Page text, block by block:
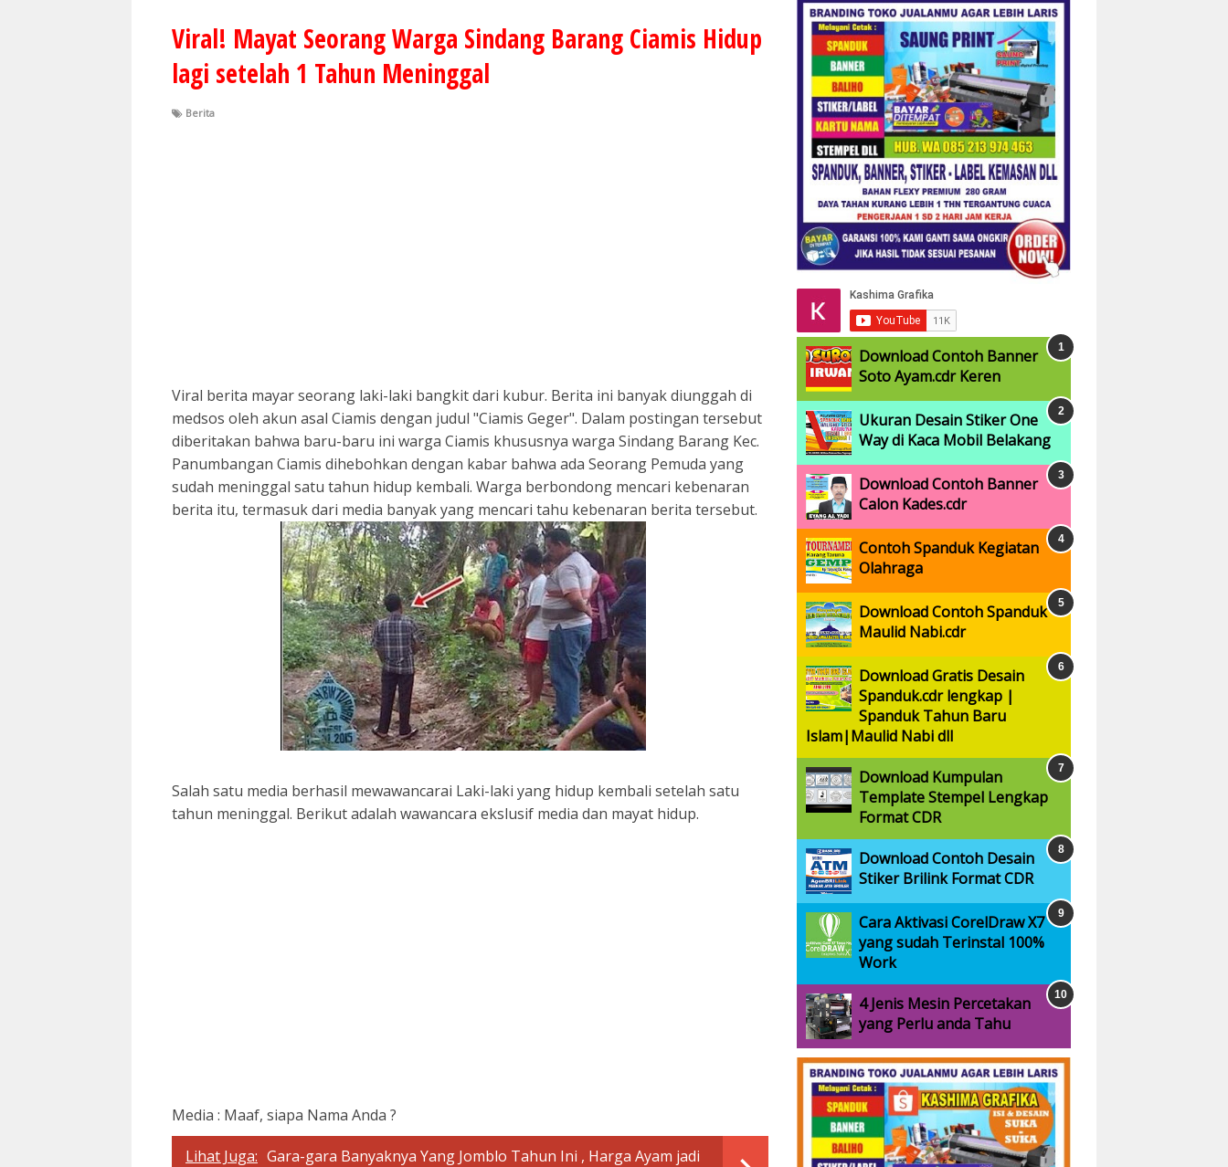
Viral! Mayat Seorang Warga Sindang Barang Ciamis Hidup
lagi setelah 1 Tahun Meninggal
Berita
Viral berita mayar seorang laki-laki bangkit dari kubur. Berita ini banyak diunggah di
medsos oleh akun asal Ciamis dengan judul "Ciamis Geger". Dalam postingan tersebut
diberitakan bahwa baru-baru ini warga Ciamis khususnya warga Sindang Barang Kec.
Panumbangan Ciamis dihebohkan dengan kabar bahwa ada Seorang Pemuda yang
sudah meninggal satu tahun hidup kembali. Warga berbondong mencari kebenaran
berita itu, termasuk dari media banyak yang mencari tahu kebenaran berita tersebut.
Salah satu media berhasil mewawancarai Laki-laki yang hidup kembali setelah satu
tahun meninggal. Berikut adalah wawancara ekslusif media dan mayat hidup.
Media : Maaf, siapa Nama Anda ?
Lihat Juga: Gara-gara Banyaknya Yang Jomblo Tahun Ini , Harga Ayam jadi
Download Contoh Banner
Soto Ayam.cdr Keren
Ukuran Desain Stiker One
Way di Kaca Mobil Belakang
Download Contoh Banner
Calon Kades.cdr
Contoh Spanduk Kegiatan
Olahraga
Download Contoh Spanduk
Maulid Nabi.cdr
Download Gratis Desain
Spanduk.cdr lengkap |
Spanduk Tahun Baru
Islam|Maulid Nabi dll
Download Kumpulan
Template Stempel Lengkap
Format CDR
Download Contoh Desain
Stiker Brilink Format CDR
Cara Aktivasi CorelDraw X7
yang sudah Terinstal 100%
Work
4 Jenis Mesin Percetakan
yang Perlu anda Tahu